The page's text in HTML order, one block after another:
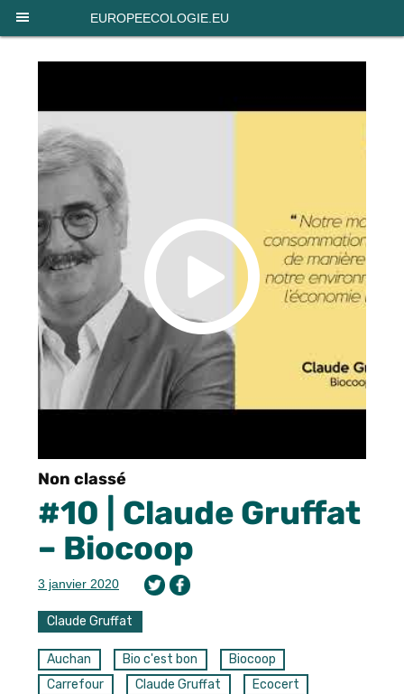
EUROPEECOLOGIE.EU
Non classé
#10 | Claude Gruffat
– Biocoop
3 janvier 2020
Claude Gruffat
Auchan Bio c'est bon
Biocoop
Carrefour
Claude Gruffat
Ecocert